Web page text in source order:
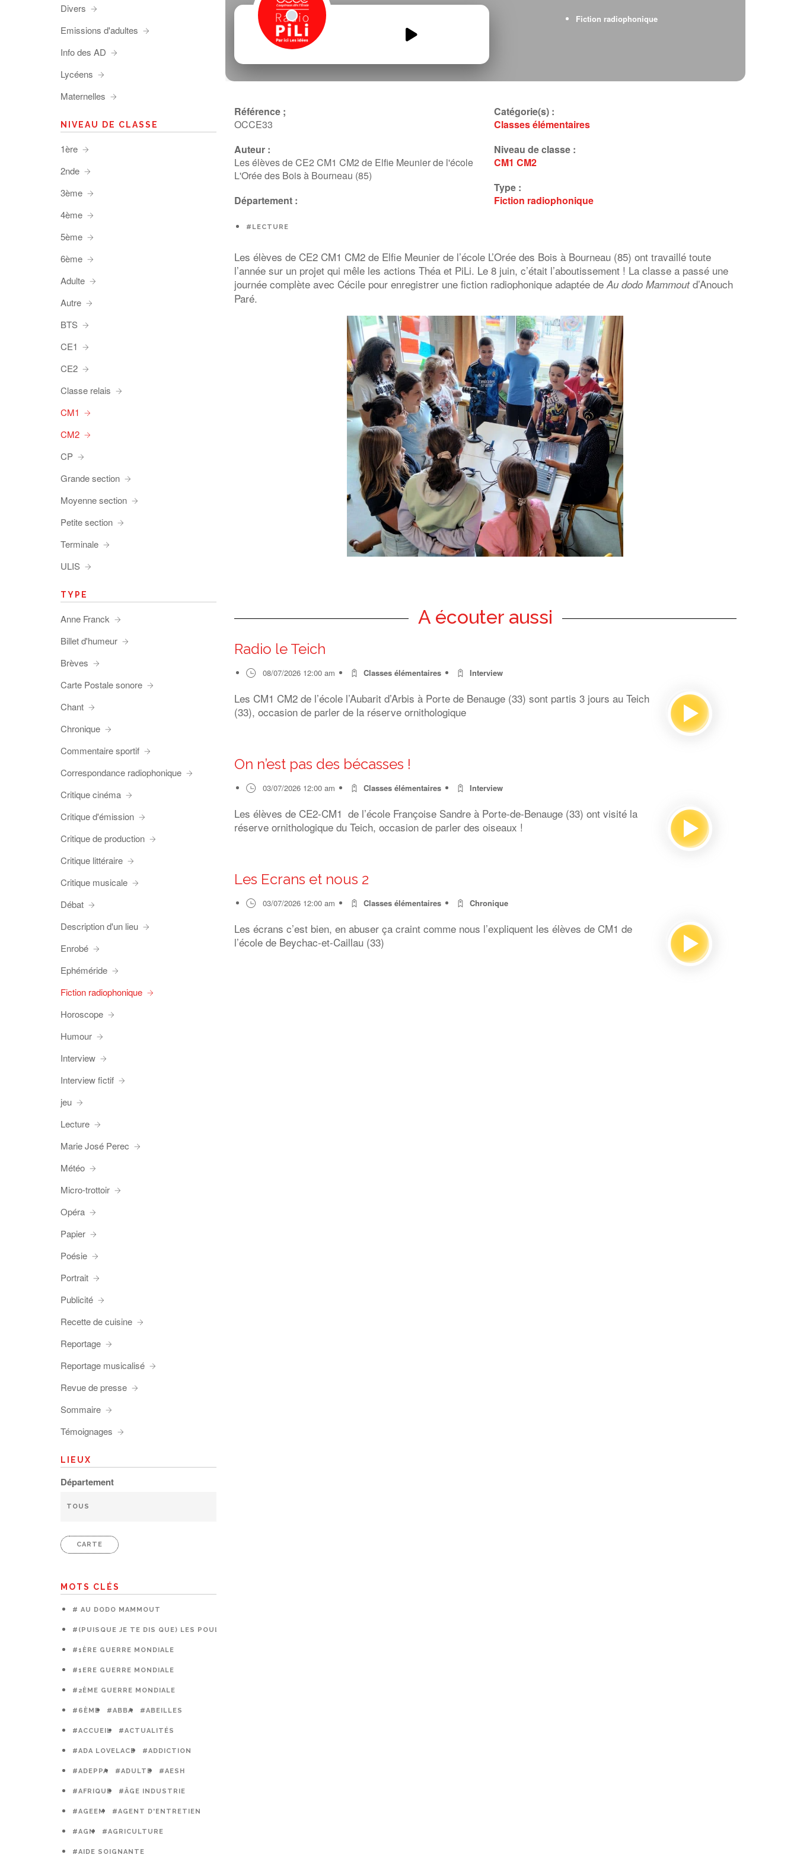
podcast-Au-dodo-mammout-
Fiction radiophonique
Référence ;
OCCE33
Auteur :
Les élèves de CE2 CM1 CM2 de Elfie Meunier de l'école
L'Orée des Bois à Bourneau (85)
Département :
Catégorie(s) :
Classes élémentaires
Niveau de classe :
CM1 CM2
Type :
Fiction radiophonique
#LECTURE
Les élèves de CE2 CM1 CM2 de Elfie Meunier de l’école L’Orée des Bois à Bourneau (85) ont travaillé toute
l’année sur un projet qui mêle les actions Théa et PiLi. Le 8 juin, c’était l’aboutissement ! La classe a passé une
journée complète avec Cécile pour enregistrer une fiction radiophonique adaptée deAu dodo Mammoutd’Anouch
Paré.
A écouter aussi
Radio le Teich
08/07/2026 12:00 am Classes élémentaires Interview
Les CM1 CM2 de l’école l’Aubarit d’Arbis à Porte de Benauge (33) sont partis 3 jours au Teich
(33), occasion de parler de la réserve ornithologique
On n’est pas des bécasses !
03/07/2026 12:00 am Classes élémentaires Interview
Les élèves de CE2-CM1 de l’école Françoise Sandre à Porte-de-Benauge (33) ont visité la
réserve ornithologique du Teich, occasion de parler des oiseaux !
Les Ecrans et nous 2
03/07/2026 12:00 am Classes élémentaires Chronique
Les écrans c’est bien, en abuser ça craint comme nous l’expliquent les élèves de CM1 de
l’école de Beychac-et-Caillau (33)
Divers
Emissions d'adultes
Info des AD
Lycéens
Maternelles
NIVEAU DE CLASSE
1ère
2nde
3ème
4ème
5ème
6ème
Adulte
Autre
BTS
CE1
CE2
Classe relais
CM1
CM2
CP
Grande section
Moyenne section
Petite section
Terminale
ULIS
TYPE
Anne Franck
Billet d'humeur
Brèves
Carte Postale sonore
Chant
Chronique
Commentaire sportif
Correspondance radiophonique
Critique cinéma
Critique d'émission
Critique de production
Critique littéraire
Critique musicale
Débat
Description d'un lieu
Enrobé
Ephéméride
Fiction radiophonique
Horoscope
Humour
Interview
Interview fictif
jeu
Lecture
Marie José Perec
Météo
Micro-trottoir
Opéra
Papier
Poésie
Portrait
Publicité
Recette de cuisine
Reportage
Reportage musicalisé
Revue de presse
Sommaire
Témoignages
LIEUX
Département
CARTE
MOTS CLÉS
# AU DODO MAMMOUT
#(PUISQUE JE TE DIS QUE) LES POULES PRÉFÈRENT LES CAGES
#1ÈRE GUERRE MONDIALE
#1ERE GUERRE MONDIALE
#2ÈME GUERRE MONDIALE
#6ÈME #ABBA #ABEILLES
#ACCUEIL #ACTUALITÉS
#ADA LOVELACE #ADDICTION
#ADEPPA #ADULTE #AESH
#AFRIQUE #ÂGE INDUSTRIE
#AGEEM #AGENT D'ENTRETIEN
#AGN #AGRICULTURE
#AIDE SOIGNANTE